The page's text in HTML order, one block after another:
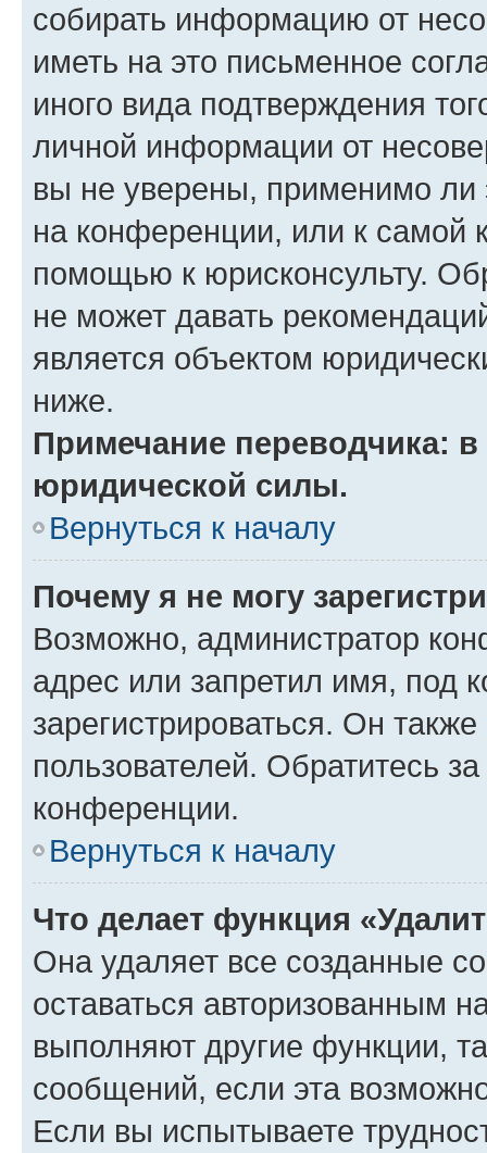
собирать информацию от
иметь на это письменное
иного вида подтверждения
личной информации от
вы не уверены, применимо ли
на конференции, или к самой
помощью к юрисконсульту.
не может давать
является объектом
ниже.
Примечание переводчика:
юридической силы.
Вернуться к началу
Почему я не могу
Возможно, администратор
адрес или запретил имя, под
зарегистрироваться. Он
пользователей. Обратитесь
конференции.
Вернуться к началу
Что делает функция
Она удаляет все созданные
оставаться авторизованным
выполняют другие функции,
сообщений, если эта
Если вы испытываете